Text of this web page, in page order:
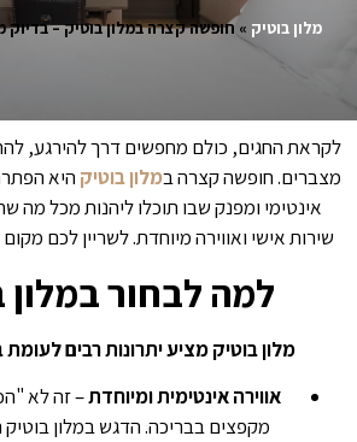
מלון בוטיק » חופשה קצרה במלון בוטיק – בדיוק
לקראת החגים, כולם מחפשים דרך להירגע,
מצברים. חופשה קצרה במלון בוטיק היא
אינטימי ומפנק שבו תוכלו ליהנות מכל מה
שירות אישי ואווירה מיוחדת. לשריין לכם
למה לבחור במלון
מלון בוטיק מציע יתרונות רבים לעומת
אווירה אינטימית ומיוחדת– זה לא
מקפצים בבריכה. הדגש במלון בוטיק